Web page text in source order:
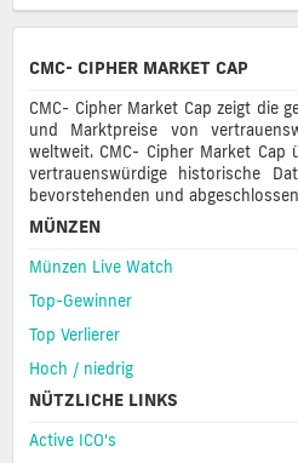
CMC- CIPHER MARKET CAP
CMC- Cipher Market Cap zeigt die
und Marktpreise von
weltweit. CMC- Cipher Market
vertrauenswürdige historische
bevorstehenden und
MÜNZEN
Münzen Live Watch
Top-Gewinner
Top Verlierer
Hoch / niedrig
NÜTZLICHE LINKS
Active ICO's